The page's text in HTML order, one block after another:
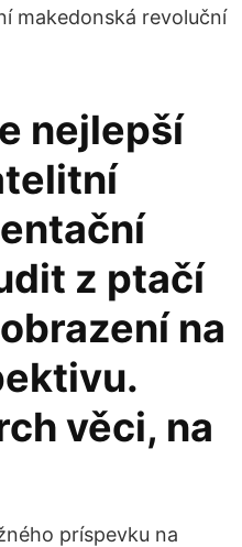
makedonská revoluční
nejlepší
z ptačí
na
věci, na
príspevku na